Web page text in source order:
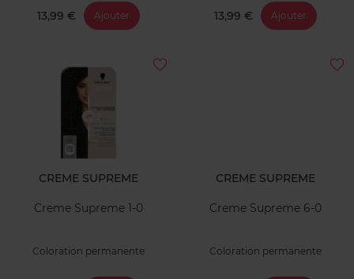
13,99 € Ajouter 13,99 € Ajouter
CREME SUPREME
Creme Supreme 1-0
Coloration permanente
CREME SUPREME
Creme Supreme 6-0
Coloration permanente